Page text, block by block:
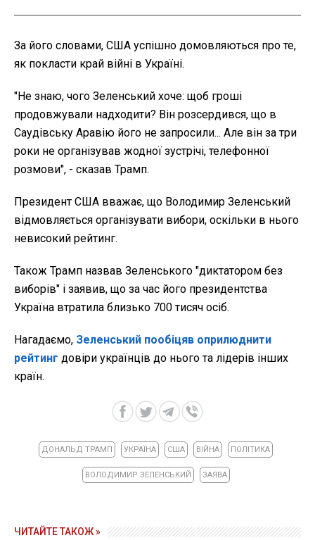
За його словами, США успішно домовляються про те,
як покласти край війні в Україні.
"Не знаю, чого Зеленський хоче: щоб гроші
продовжували надходити? Він розсердився, що в
Саудівську Аравію його не запросили... Але він за три
роки не організував жодної зустрічі, телефонної
розмови", - сказав Трамп.
Президент США вважає, що Володимир Зеленський
відмовляється організувати вибори, оскільки в нього
невисокий рейтинг.
Також Трамп назвав Зеленського "диктатором без
виборів" і заявив, що за час його президентства
Україна втратила близько 700 тисяч осіб.
Нагадаємо, Зеленський пообіцяв оприлюднити
рейтинг довіри українців до нього та лідерів інших
країн.
ДОНАЛЬД ТРАМП УКРАЇНА США ВІЙНА ПОЛІТИКА
ВОЛОДИМИР ЗЕЛЕНСЬКИЙ ЗАЯВА
ЧИТАЙТЕ ТАКОЖ »